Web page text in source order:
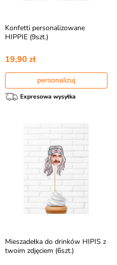
Konfetti personalizowane
HIPPIE (9szt.)
19,90 zł
personalizuj
Expresowa wysyłka
Mieszadełka do drinków HIPIS z
twoim zdjęciem (6szt.)